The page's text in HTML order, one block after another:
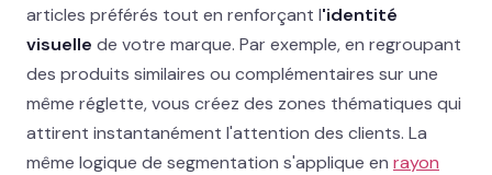
articles préférés tout en renforçant l'identité
visuelle de votre marque. Par exemple, en regroupant
des produits similaires ou complémentaires sur une
même réglette, vous créez des zones thématiques qui
attirent instantanément l'attention des clients. La
même logique de segmentation s'applique en rayon